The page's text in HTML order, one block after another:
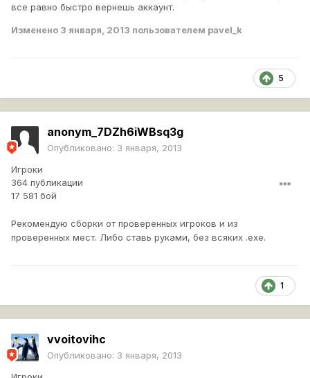
все равно быстро вернешь аккаунт.
Изменено 3 января, 2013 пользователем pavel_k
5
anonym_7DZh6iWBsq3g
Опубликовано: 3 января, 2013
Игроки
364 публикации
17 581 бой
Рекомендую сборки от проверенных игроков и из
проверенных мест. Либо ставь руками, без всяких .exe.
1
vvoitovihc
Опубликовано: 3 января, 2013